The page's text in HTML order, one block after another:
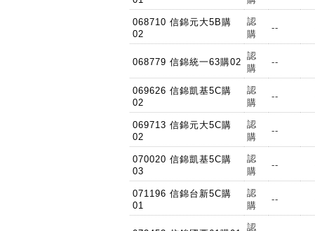
068710 信錦元大5B購
02
認
購
--
068779 信錦統一63購02
認
購
--
069626 信錦凱基5C購
02
認
購
--
069713 信錦元大5C購
02
認
購
--
070020 信錦凱基5C購
03
認
購
--
071196 信錦台新5C購
01
認
購
--
認